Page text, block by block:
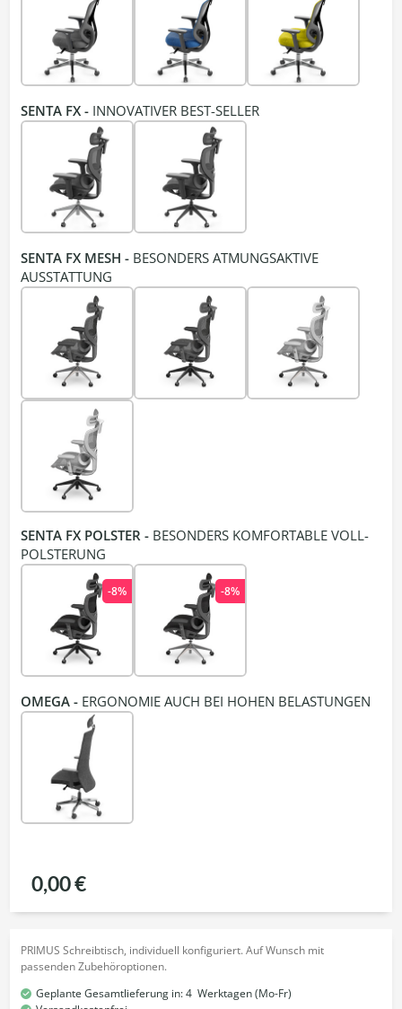
SENTA FX - INNOVATIVER BEST-SELLER
SENTA FX MESH - BESONDERS ATMUNGSAKTIVE
AUSSTATTUNG
SENTA FX POLSTER - BESONDERS KOMFORTABLE VOLL-
POLSTERUNG
-8% -8%
OMEGA - ERGONOMIE AUCH BEI HOHEN BELASTUNGEN
0,00 €
PRIMUS Schreibtisch, individuell konfiguriert. Auf Wunsch mit
passenden Zubehöroptionen.
Geplante Gesamtlieferung in:4 Werktagen (Mo-Fr)